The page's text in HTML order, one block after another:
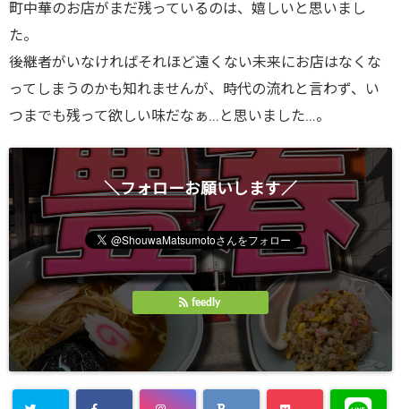
町中華のお店がまだ残っているのは、嬉しいと思いまし
た。
後継者がいなければそれほど遠くない未来にお店はなくな
ってしまうのかも知れませんが、時代の流れと言わず、い
つまでも残って欲しい味だなぁ…と思いました…。
＼フォローお願いします／
feedly